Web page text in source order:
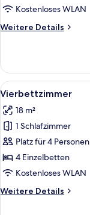
Kostenloses WLAN
Weitere Details
Weitere
Doppelzimmer
Alle
Fotos
für
Vierbettzimmer
anzeigen
6
Vierbettzimmer
18 m²
1 Schlafzimmer
Platz für 4 Personen
4 Einzelbetten
Kostenloses WLAN
Weitere Details
Weitere